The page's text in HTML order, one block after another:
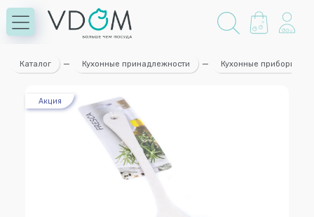
Каталог — Кухонные принадлежности — Кухонные приборы
Акция